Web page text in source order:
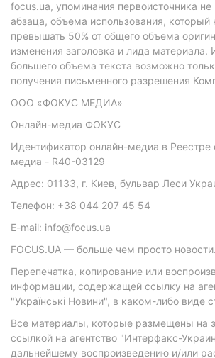
focus.ua, упоминания первоисточника
абзаца, объема использования,
превышать 50% от общего объема
изменения заголовка и лида материала.
большего объема текста возможно
получения письменного разрешения
ООО «ФОКУС МЕДИА»
Онлайн-медиа ФОКУС
Идентификатор онлайн-медиа в Реестре
медиа - R40-03129
Адрес: 01133, г. Киев, бульвар Леси
Телефон: +38 044 207 45 54
E-mail: info@focus.ua
FOCUS.UA — больше чем просто новости.
Перепечатка, копирование или
информации, содержащей ссылку на
"Українські Новини", в каком-либо виде
Все материалы, которые размещены на
ссылкой на агентство "Интерфакс-
дальнейшему воспроизведению и/или